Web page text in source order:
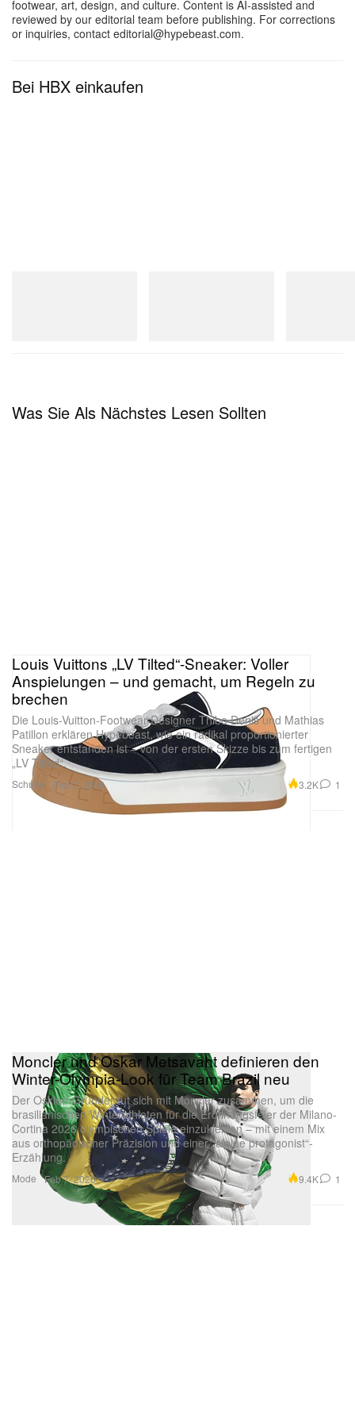
footwear, art, design, and culture. Content is AI-assisted and
reviewed by our editorial team before publishing. For corrections
or inquiries, contact editorial@hypebeast.com.
Bei HBX einkaufen
Was Sie Als Nächstes Lesen Sollten
Schuhe
Louis Vuittons „LV Tilted“-Sneaker: Voller
Anspielungen – und gemacht, um Regeln zu
brechen
Die Louis-Vuitton-Footwear-Designer Thibo Denis und Mathias
Patillon erklären Hypebeast, wie ein radikal proportionierter
Sneaker entstanden ist – von der ersten Skizze bis zum fertigen
„LV Tilted“.
Feb 7, 2026 3.2K 1
Mode
Moncler und Oskar Metsavaht definieren den
Winter-Olympia-Look für Team Brazil neu
Der Osklen-Gründer tut sich mit Moncler zusammen, um die
brasilianischen Winterathleten für die Eröffnungsfeier der Milano-
Cortina 2026 olympischen Spiele einzukleiden – mit einem Mix
aus orthopädischer Präzision und einer „alpine protagonist“-
Erzählung.
Feb 7, 2026 9.4K 1